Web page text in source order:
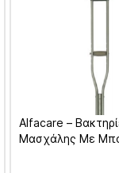
Alfacare –
Μασχάλης Με